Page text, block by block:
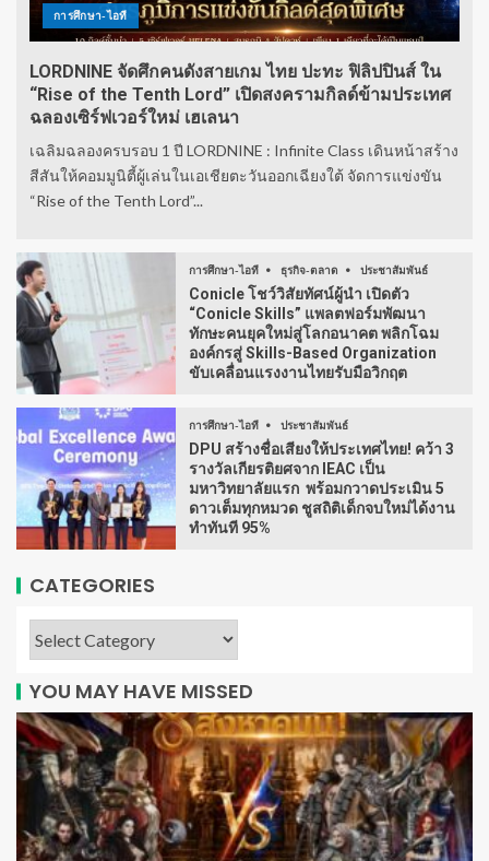
การศึกษา-ไอที
LORDNINE จัดศึกคนดังสายเกม ไทย ปะทะ ฟิลิปปินส์ ใน
“Rise of the Tenth Lord” เปิดสงครามกิลด์ข้ามประเทศ
ฉลองเซิร์ฟเวอร์ใหม่ เฮเลนา
เฉลิมฉลองครบรอบ 1 ปี LORDNINE : Infinite Class เดินหน้าสร้าง
สีสันให้คอมมูนิตี้ผู้เล่นในเอเชียตะวันออกเฉียงใต้ จัดการแข่งขัน
“Rise of the Tenth Lord”...
การศึกษา-ไอที ธุรกิจ-ตลาด ประชาสัมพันธ์
Conicle โชว์วิสัยทัศน์ผู้นำ เปิดตัว
“Conicle Skills” แพลตฟอร์มพัฒนา
ทักษะคนยุคใหม่สู่โลกอนาคต พลิกโฉม
องค์กรสู่ Skills-Based Organization
ขับเคลื่อนแรงงานไทยรับมือวิกฤต
การศึกษา-ไอที ประชาสัมพันธ์
DPU สร้างชื่อเสียงให้ประเทศไทย! คว้า 3
รางวัลเกียรติยศจาก IEAC เป็น
มหาวิทยาลัยแรก พร้อมกวาดประเมิน 5
ดาวเต็มทุกหมวด ชูสถิติเด็กจบใหม่ได้งาน
ทำทันที 95%
CATEGORIES
YOU MAY HAVE MISSED